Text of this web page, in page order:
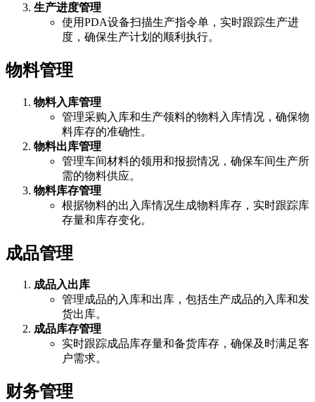
生产进度管理
使用PDA设备扫描生产指令单，实时跟踪生产进
度，确保生产计划的顺利执行。
物料管理
物料入库管理
管理采购入库和生产领料的物料入库情况，确保物
料库存的准确性。
物料出库管理
管理车间材料的领用和报损情况，确保车间生产所
需的物料供应。
物料库存管理
根据物料的出入库情况生成物料库存，实时跟踪库
存量和库存变化。
成品管理
成品入出库
管理成品的入库和出库，包括生产成品的入库和发
货出库。
成品库存管理
实时跟踪成品库存量和备货库存，确保及时满足客
户需求。
财务管理